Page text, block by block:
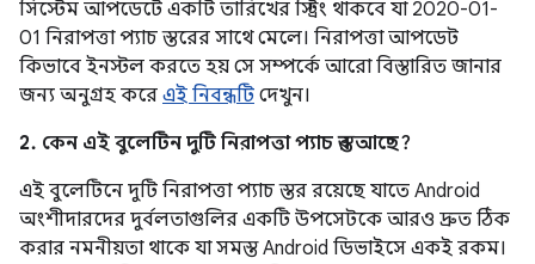
সিস্টেম আপডেটে একটি তারিখের স্ট্রিং থাকবে যা 2020-01-
01 নিরাপত্তা প্যাচ স্তরের সাথে মেলে। নিরাপত্তা আপডেট
কিভাবে ইনস্টল করতে হয় সে সম্পর্কে আরো বিস্তারিত জানার
জন্য অনুগ্রহ করে এই নিবন্ধটি দেখুন।
2. কেন এই বুলেটিন দুটি নিরাপত্তা প্যাচ স্তর আছে?
এই বুলেটিনে দুটি নিরাপত্তা প্যাচ স্তর রয়েছে যাতে Android
অংশীদারদের দুর্বলতাগুলির একটি উপসেটকে আরও দ্রুত ঠিক
করার নমনীয়তা থাকে যা সমস্ত Android ডিভাইসে একই রকম।